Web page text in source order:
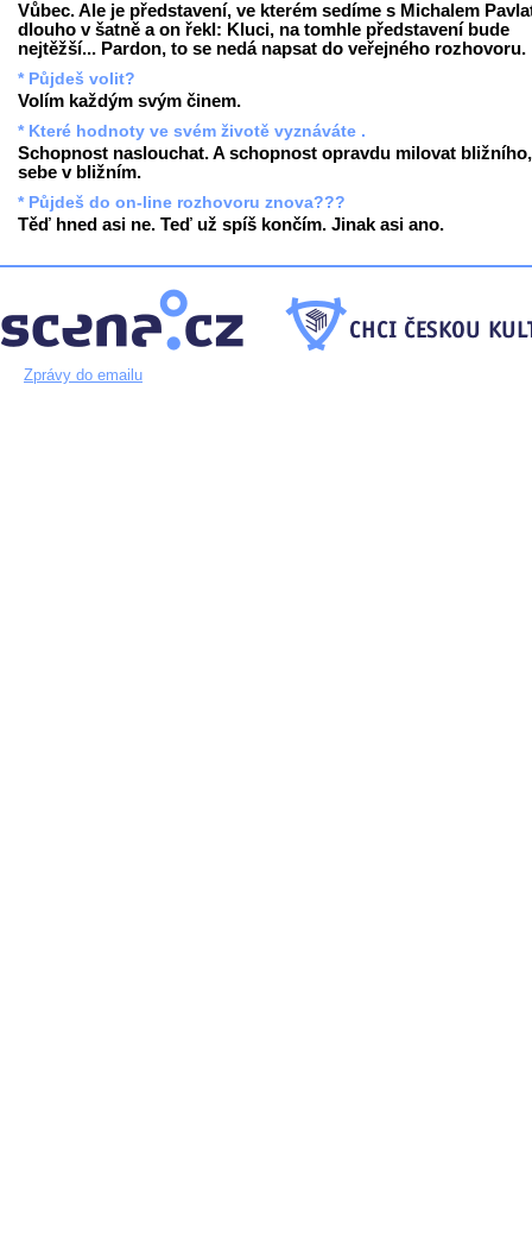
Vůbec. Ale je představení, ve kterém sedíme s Michalem
dlouho v šatně a on řekl: Kluci, na tomhle představení bude
nejtěžší... Pardon, to se nedá napsat do veřejného rozhovoru.
* Půjdeš volit?
Volím každým svým činem.
* Které hodnoty ve svém životě vyznáváte .
Schopnost naslouchat. A schopnost opravdu milovat
sebe v bližním.
* Půjdeš do on-line rozhovoru znova???
Těď hned asi ne. Teď už spíš končím. Jinak asi ano.
Zprávy do emailu